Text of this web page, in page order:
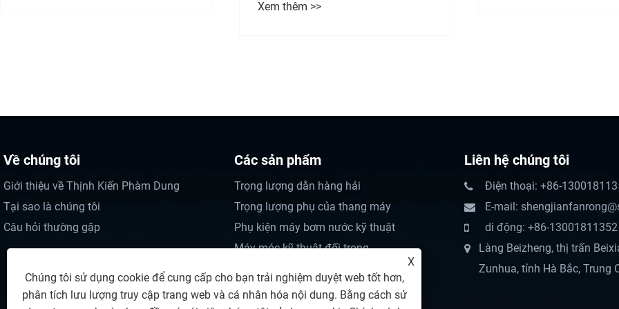
dùng cho xe cẩu đã được vận
Về chúng tôi
Giới thiệu về Thịnh Kiến Phàm Dung
Tại sao là chúng tôi
Câu hỏi thường gặp
Các sản phẩm
Trọng lượng dằn hàng hải
Trọng lượng phụ của thang máy
Phụ kiện máy bơm nước kỹ thuật
Máy móc kỹ thuật đối trọng
Liên hệ chúng tôi
Điện thoại: +86-
E-mail:
di động: +86-13001811352
Làng Beizheng, thị trấn
Zunhua, tỉnh Hà Bắc, Trung
X
Chúng tôi sử dụng cookie để cung cấp cho bạn trải nghiệm duyệt web tốt hơn,
phân tích lưu lượng truy cập trang web và cá nhân hóa nội dung. Bằng cách sử